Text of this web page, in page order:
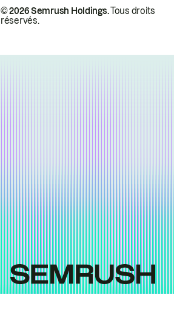
© 2026 Semrush Holdings.Tous droits
réservés.